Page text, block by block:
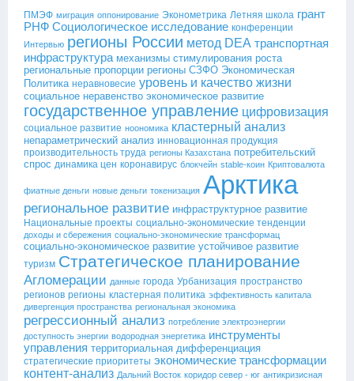
ПМЭФ миграция оппонирование Эконометрика Летняя школа грант
РНФ Социологическое исследование конференции
Интервью регионы России метод DEA транспортная
инфраструктура механизмы стимулирования роста
региональные пропорции регионы СЗФО Экономическая
Политика неравновесие уровень и качество жизни
социальное неравенство экономическое развитие
государственное управление цифровизация
социальное развитие ноономика кластерный анализ
непараметрический анализ инновационная продукция
производительность труда регионы Казахстана потребительский
спрос динамика цен коронавирус блокчейн stable-коин Криптовалюта
фиатные деньги новые деньги токенизация Арктика
региональное развитие инфраструктурное развитие
Национальные проекты социально-экономические тенденции
доходы и сбережения социально-экономические трансформац
социально-экономическое развитие устойчивое развитие
туризм Стратегическое планирование
Агломерации данные города Урбанизация пространство
регионов регионы кластерная политика эффективность капитала
дивергенция пространства региональная экономика
регрессионный анализ потребление электроэнергии
доступность энергии водородная энергетика инструменты
управления территориальная дифференциация
стратегические приоритеты экономические трансформации
контент-анализ Дальний Восток коридор север - юг антикризисная